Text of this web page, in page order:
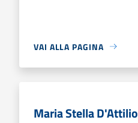
VAI ALLA PAGINA
Maria Stella D'Attilio